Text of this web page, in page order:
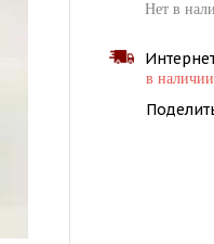
Нет в
в наличии